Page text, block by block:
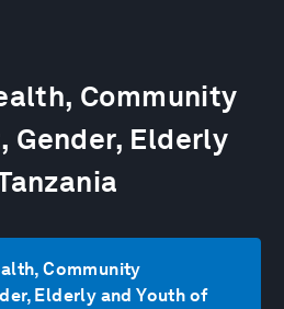
Community
Gender, Elderly
Community
Elderly and Youth of